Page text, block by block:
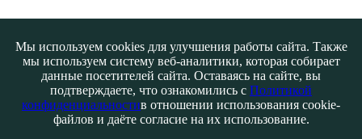
Контакты
Мы используем cookies для улучшения работы сайта. Также
мы используем систему веб-аналитики, которая собирает
данные посетителей сайта. Оставаясь на сайте, вы
подтверждаете, что ознакомились с Политикой
конфиденциальностив отношении использования cookie-
файлов и даёте согласие на их использование.